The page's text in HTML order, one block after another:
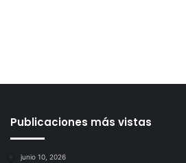
Publicaciones más vistas
junio 10, 2026